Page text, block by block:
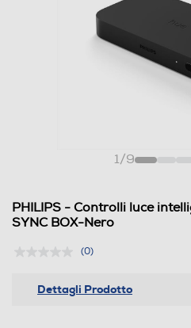
1/9
PHILIPS - Controlli luce
SYNC BOX-Nero
(0)
Dettagli Prodotto